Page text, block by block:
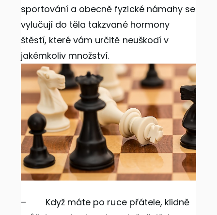
sportování a obecně fyzické námahy se
vylučují do těla takzvané hormony
štěstí, které vám určitě neuškodí v
jakémkoliv množství.
–
Když máte po ruce přátele, klidně